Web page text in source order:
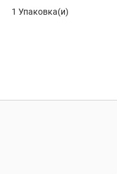
1 Упаковка(и)